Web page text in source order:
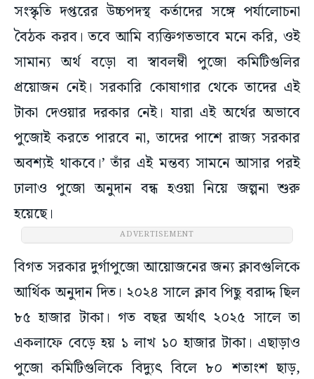
সংস্কৃতি দপ্তরের উচ্চপদস্থ কর্তাদের সঙ্গে পর্যালোচনা
বৈঠক করব। তবে আমি ব্যক্তিগতভাবে মনে করি, ওই
সামান্য অর্থ বড়ো বা স্বাবলম্বী পুজো কমিটিগুলির
প্রয়োজন নেই। সরকারি কোষাগার থেকে তাদের এই
টাকা দেওয়ার দরকার নেই। যারা এই অর্থের অভাবে
পুজোই করতে পারবে না, তাদের পাশে রাজ্য সরকার
অবশ্যই থাকবে।’ তাঁর এই মন্তব্য সামনে আসার পরই
ঢালাও পুজো অনুদান বন্ধ হওয়া নিয়ে জল্পনা শুরু
হয়েছে।
বিগত সরকার দুর্গাপুজো আয়োজনের জন্য ক্লাবগুলিকে
আর্থিক অনুদান দিত। ২০২৪ সালে ক্লাব পিছু বরাদ্দ ছিল
৮৫ হাজার টাকা। গত বছর অর্থাৎ ২০২৫ সালে তা
একলাফে বেড়ে হয় ১ লাখ ১০ হাজার টাকা। এছাড়াও
পুজো কমিটিগুলিকে বিদ্যুৎ বিলে ৮০ শতাংশ ছাড়,
ফায়ার লাইসেন্স সহ বিবিধ সরকারি ফি মুকুব— সব